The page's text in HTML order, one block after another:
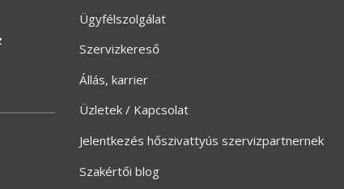
Ügyfélszolgálat
Szervizkereső
Állás, karrier
Üzletek / Kapcsolat
Jelentkezés hőszivattyús szervizpartnernek
Szakértői blog